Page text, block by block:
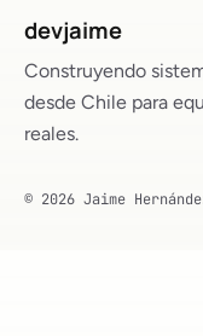
devjaime
Construyendo
desde Chile para
reales.
© 2026 Jaime